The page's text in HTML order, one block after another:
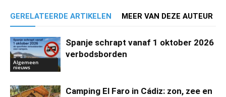
GERELATEERDE ARTIKELEN MEER VAN DEZE AUTEUR
Algemeen
nieuws
Spanje schrapt vanaf 1 oktober 2026
verbodsborden
Camping El Faro in Cádiz: zon, zee en